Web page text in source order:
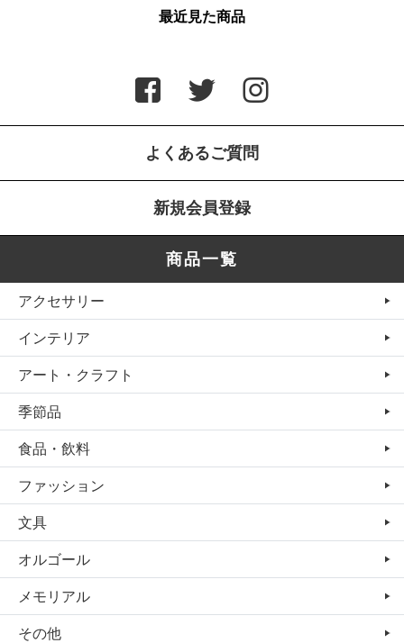
最近見た商品
よくあるご質問
新規会員登録
商品一覧
アクセサリー
インテリア
アート・クラフト
季節品
食品・飲料
ファッション
文具
オルゴール
メモリアル
その他